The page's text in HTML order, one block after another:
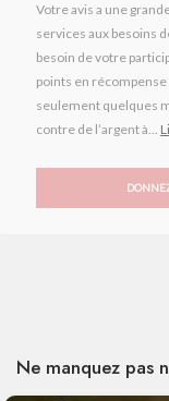
Votre avis a une
services aux besoins
besoin de votre
points en
seulement quelques
contre de l’argent à...
Ne manquez pas